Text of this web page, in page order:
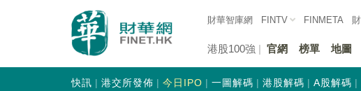
財華智庫網 FINTV FINMETA
港股100強 官網 榜單 地圖
快訊 港交所發佈 今日IPO 一圖解碼 港股解碼 A股解碼